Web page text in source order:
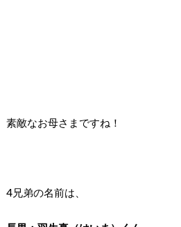
素敵なお母さまですね！
4兄弟の名前は、